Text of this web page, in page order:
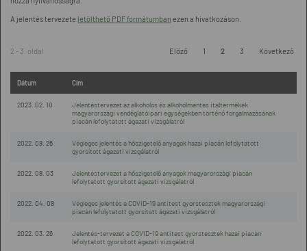
A jelentés tervezete letölthető PDF formátumban ezen a hivatkozáson.
2 - 3. oldal Előző 1 2 3 Következő
Dátum Cím
2023. 02. 10
Jelentéstervezet az alkoholos és alkoholmentes italtermékek
magyarországi vendéglátóipari egységekben történő forgalmazásának
piacán lefolytatott ágazati vizsgálatról
2022. 08. 26
Végleges jelentés a hőszigetelő anyagok hazai piacán lefolytatott
gyorsított ágazati vizsgálatról
2022. 08. 03
Jelentéstervezet a hőszigetelő anyagok magyarországi piacán
lefolytatott gyorsított ágazati vizsgálatról
2022. 04. 08
Végleges jelentés a COVID-19 antitest gyorstesztek magyarországi
piacán lefolytatott gyorsított ágazati vizsgálatról
2022. 03. 26
Jelentés-tervezet a COVID-19 antitest gyorstesztek hazai piacán
lefolytatott gyorsított ágazati vizsgálatról